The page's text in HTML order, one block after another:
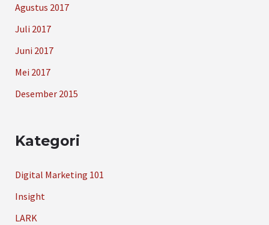
Agustus 2017
Juli 2017
Juni 2017
Mei 2017
Desember 2015
Kategori
Digital Marketing 101
Insight
LARK